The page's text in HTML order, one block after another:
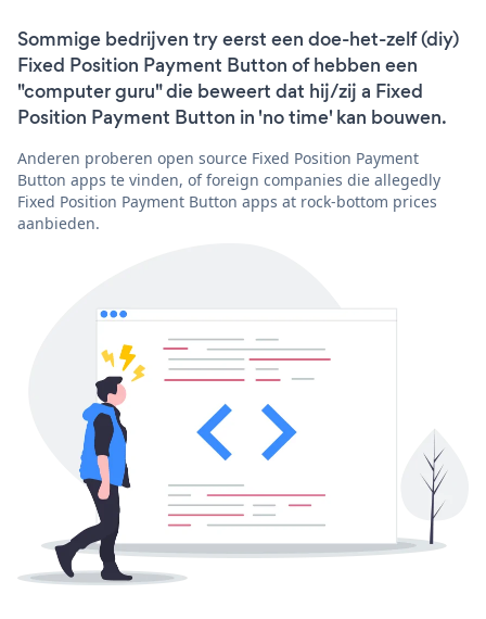
Sommige bedrijven try eerst een doe-het-zelf (diy)
Fixed Position Payment Button of hebben een
"computer guru" die beweert dat hij/zij a Fixed
Position Payment Button in 'no time' kan bouwen.
Anderen proberen open source Fixed Position Payment
Button apps te vinden, of foreign companies die allegedly
Fixed Position Payment Button apps at rock-bottom prices
aanbieden.